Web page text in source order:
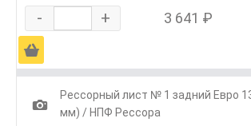
- + 3 641 ₽
Ä
1
Рессорный лист № 1 задний Евро
мм) / НПФ Рессора